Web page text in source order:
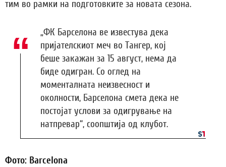
тим во рамки на подготовките за новата сезона.
„ФК Барселона ве известува дека
пријателскиот меч во Тангер, кој
беше закажан за 15 август, нема да
биде одигран. Со оглед на
моменталната неизвесност и
околности, Барселона смета дека не
постојат услови за одигрување на
натпревар“, соопштија од клубот.
Фото: Barcelona